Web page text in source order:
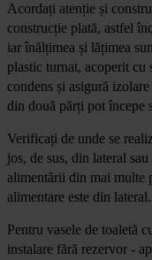
Acordați atenție și
construcție plată, astfel
iar înălțimea și lățimea
plastic turnat, acoperit
condens și asigură
din două părți pot începe
Verificați de unde se
jos, de sus, din lateral
alimentării din mai multe
alimentare este din lateral.
Pentru vasele de toaletă
instalare fără rezervor -